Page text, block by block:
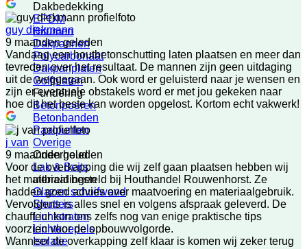
Dakbedekking
EPDM
Bitumen
Dakpannen
Polycarbonaat
Dakpanplaten
Golfplaten
Fundering
Betonpoeren
Betonbanden
Paalpunten
Overige
Onderhoud
Lak & Beits
uitbreidingen
Glazen schuifwand
Shutters
Lichtstraten
Lichtkoepels
Isolatie
guy diekmann
9 maanden geleden
Vandaag een houtbetonschutting laten plaatsen en meer dan
tevreden over het resultaat. De mannen zijn geen uitdaging
uit de weggegaan. Ook word er geluisterd naar je wensen en
zijn er eventuele obstakels word er met jou gekeken naar
hoe dit het beste kan worden opgelost. Kortom echt vakwerk!
j van
9 maanden geleden
Voor de overkapping die wij zelf gaan plaatsen hebben wij
het materiaal besteld bij Houthandel Rouwenhorst. Ze
hadden goed advies over maatvoering en materiaalgebruik.
Vervolgens is alles snel en volgens afspraak geleverd. De
chauffeur kon ons zelfs nog van enige praktische tips
voorzien voor de opbouwvolgorde.
Wanneer de overkapping zelf klaar is komen wij zeker terug